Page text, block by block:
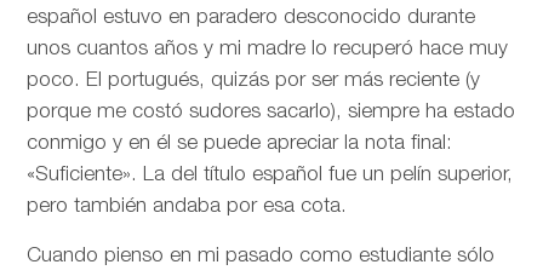
español estuvo en paradero desconocido durante
unos cuantos años y mi madre lo recuperó hace muy
poco. El portugués, quizás por ser más reciente (y
porque me costó sudores sacarlo), siempre ha estado
conmigo y en él se puede apreciar la nota final:
«Suficiente». La del título español fue un pelín superior,
pero también andaba por esa cota.
Cuando pienso en mi pasado como estudiante sólo